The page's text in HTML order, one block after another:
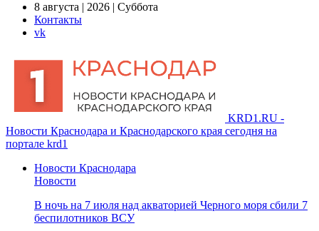
8 августа | 2026 | Суббота
Контакты
vk
KRD1.RU -
Новости Краснодара и Краснодарского края сегодня на
портале krd1
Новости Краснодара
Новости
В ночь на 7 июля над акваторией Черного моря сбили 7
беспилотников ВСУ